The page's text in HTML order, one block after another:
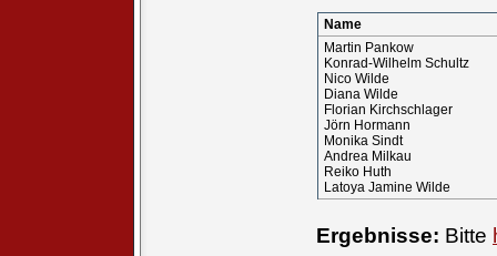
Name
Martin Pankow
Konrad-Wilhelm Schultz
Nico Wilde
Diana Wilde
Florian Kirchschlager
Jörn Hormann
Monika Sindt
Andrea Milkau
Reiko Huth
Latoya Jamine Wilde
Ergebnisse: Bitte